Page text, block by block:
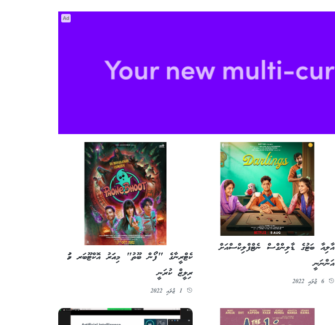
Ad
އާލިއާ ބަޓުގެ ޑާލިންގްސް ނެޓްފްލިކްސްއަށް
އަންނަނީ
6 ޖުލައި 2022
ކެޓްރީނާގެ "ފޯން ބޫތު" މިއަހަރު އޮކްޓޫބަރ މަހު
ރިލީޒް ކުރަނީ